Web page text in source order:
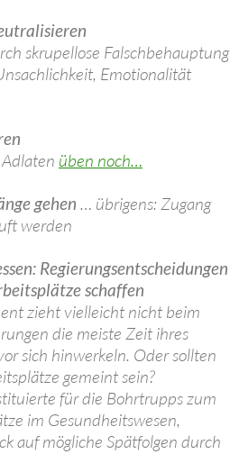
skrupellose Falschbehauptung
Emotionalität
üben noch…
gehen … übrigens: Zugang
werden
Regierungsentscheidungen
schaffen
zieht vielleicht nicht beim
die meiste Zeit ihres
sich hinwerkeln. Oder sollten
gemeint sein?
für die Bohrtrupps zum
im Gesundheitswesen,
auf mögliche Spätfolgen durch